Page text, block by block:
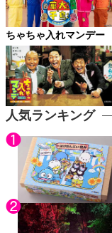
人気ランキング
ちゃちゃ入れマンデー